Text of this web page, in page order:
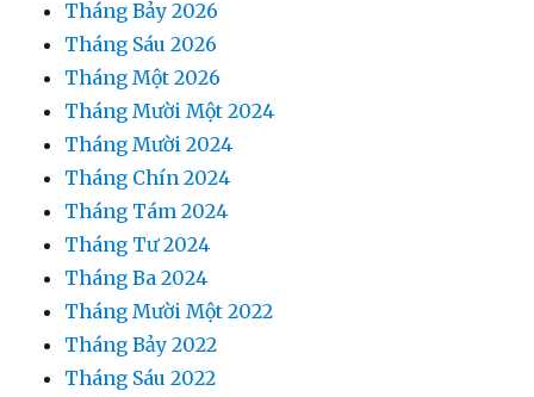
Tháng Bảy 2026
Tháng Sáu 2026
Tháng Một 2026
Tháng Mười Một 2024
Tháng Mười 2024
Tháng Chín 2024
Tháng Tám 2024
Tháng Tư 2024
Tháng Ba 2024
Tháng Mười Một 2022
Tháng Bảy 2022
Tháng Sáu 2022